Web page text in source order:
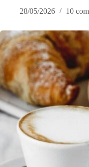
28/05/2026
10